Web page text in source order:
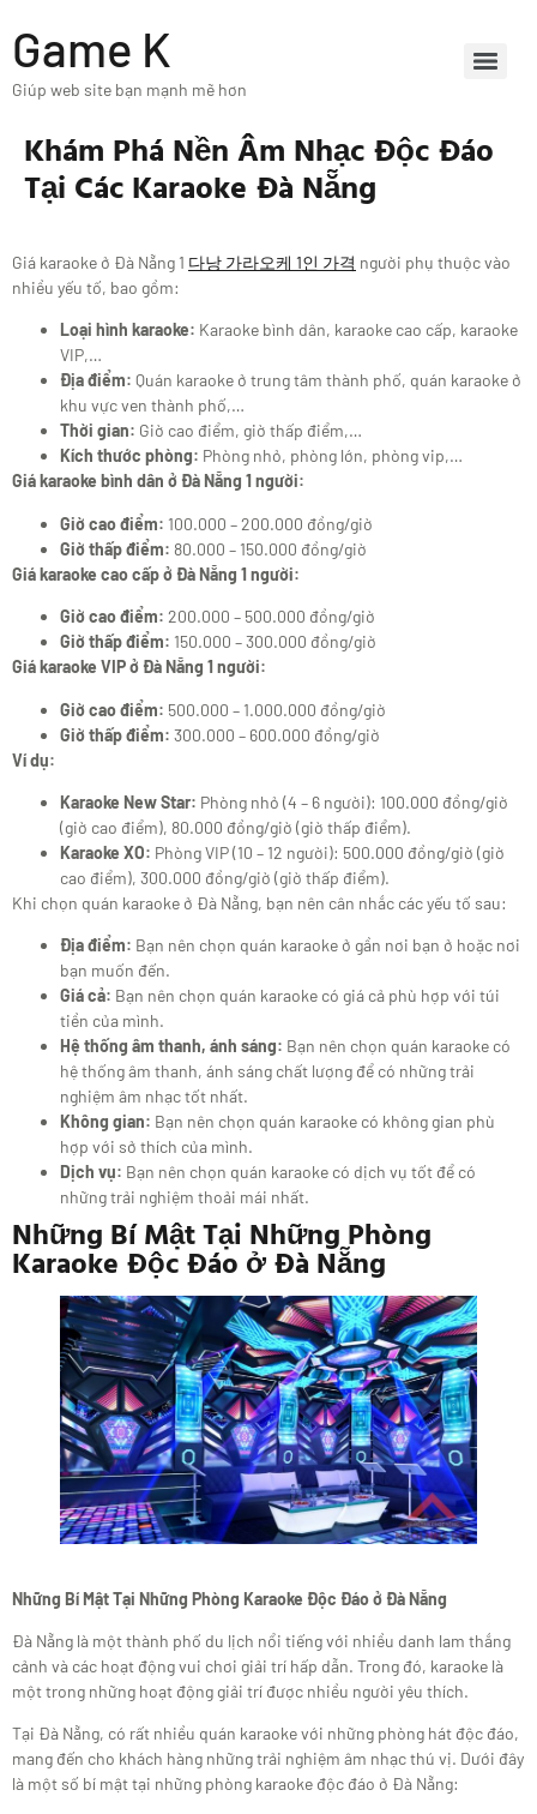
Game K
Giúp web site bạn mạnh mẽ hơn
Khám Phá Nền Âm Nhạc Độc Đáo
Tại Các Karaoke Đà Nẵng
Giá karaoke ở Đà Nẵng 1 다낭 가라오케 1인 가격 người phụ thuộc vào
nhiều yếu tố, bao gồm:
Loại hình karaoke: Karaoke bình dân, karaoke cao cấp, karaoke
VIP,…
Địa điểm: Quán karaoke ở trung tâm thành phố, quán karaoke ở
khu vực ven thành phố,…
Thời gian: Giờ cao điểm, giờ thấp điểm,…
Kích thước phòng: Phòng nhỏ, phòng lớn, phòng vip,…
Giá karaoke bình dân ở Đà Nẵng 1 người:
Giờ cao điểm: 100.000 – 200.000 đồng/giờ
Giờ thấp điểm: 80.000 – 150.000 đồng/giờ
Giá karaoke cao cấp ở Đà Nẵng 1 người:
Giờ cao điểm: 200.000 – 500.000 đồng/giờ
Giờ thấp điểm: 150.000 – 300.000 đồng/giờ
Giá karaoke VIP ở Đà Nẵng 1 người:
Giờ cao điểm: 500.000 – 1.000.000 đồng/giờ
Giờ thấp điểm: 300.000 – 600.000 đồng/giờ
Ví dụ:
Karaoke New Star: Phòng nhỏ (4 – 6 người): 100.000 đồng/giờ
(giờ cao điểm), 80.000 đồng/giờ (giờ thấp điểm).
Karaoke XO: Phòng VIP (10 – 12 người): 500.000 đồng/giờ (giờ
cao điểm), 300.000 đồng/giờ (giờ thấp điểm).
Khi chọn quán karaoke ở Đà Nẵng, bạn nên cân nhắc các yếu tố sau:
Địa điểm: Bạn nên chọn quán karaoke ở gần nơi bạn ở hoặc nơi
bạn muốn đến.
Giá cả: Bạn nên chọn quán karaoke có giá cả phù hợp với túi
tiền của mình.
Hệ thống âm thanh, ánh sáng: Bạn nên chọn quán karaoke có
hệ thống âm thanh, ánh sáng chất lượng để có những trải
nghiệm âm nhạc tốt nhất.
Không gian: Bạn nên chọn quán karaoke có không gian phù
hợp với sở thích của mình.
Dịch vụ: Bạn nên chọn quán karaoke có dịch vụ tốt để có
những trải nghiệm thoải mái nhất.
Những Bí Mật Tại Những Phòng
Karaoke Độc Đáo ở Đà Nẵng
Những Bí Mật Tại Những Phòng Karaoke Độc Đáo ở Đà Nẵng
Đà Nẵng là một thành phố du lịch nổi tiếng với nhiều danh lam thắng
cảnh và các hoạt động vui chơi giải trí hấp dẫn. Trong đó, karaoke là
một trong những hoạt động giải trí được nhiều người yêu thích.
Tại Đà Nẵng, có rất nhiều quán karaoke với những phòng hát độc đáo,
mang đến cho khách hàng những trải nghiệm âm nhạc thú vị. Dưới đây
là một số bí mật tại những phòng karaoke độc đáo ở Đà Nẵng: